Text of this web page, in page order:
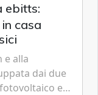
ebitts:
casa
e alla
dai due
e